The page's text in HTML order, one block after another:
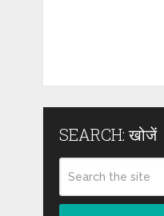
SEARCH: खोजें